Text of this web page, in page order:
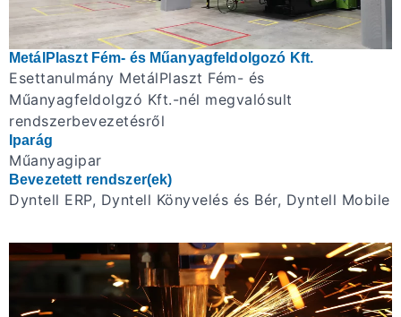
MetálPlaszt Fém- és Műanyagfeldolgozó Kft.
Esettanulmány MetálPlaszt Fém- és
Műanyagfeldolgzó Kft.-nél megvalósult
rendszerbevezetésről
Iparág
Műanyagipar
Bevezetett rendszer(ek)
Dyntell ERP, Dyntell Könyvelés és Bér, Dyntell Mobile